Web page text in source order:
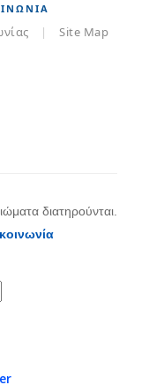
| Site Map
διατηρούνται.